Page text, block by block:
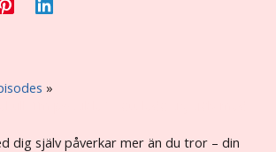
dig själv påverkar mer än du tror – din